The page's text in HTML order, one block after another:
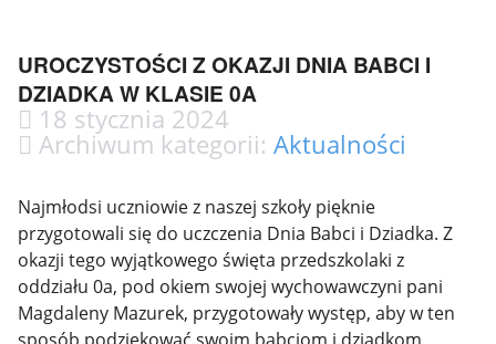
UROCZYSTOŚCI Z OKAZJI DNIA BABCI I
DZIADKA W KLASIE 0A
18 stycznia 2024
Archiwum kategorii: Aktualności
Najmłodsi uczniowie z naszej szkoły pięknie
przygotowali się do uczczenia Dnia Babci i Dziadka. Z
okazji tego wyjątkowego święta przedszkolaki z
oddziału 0a, pod okiem swojej wychowawczyni pani
Magdaleny Mazurek, przygotowały występ, aby w ten